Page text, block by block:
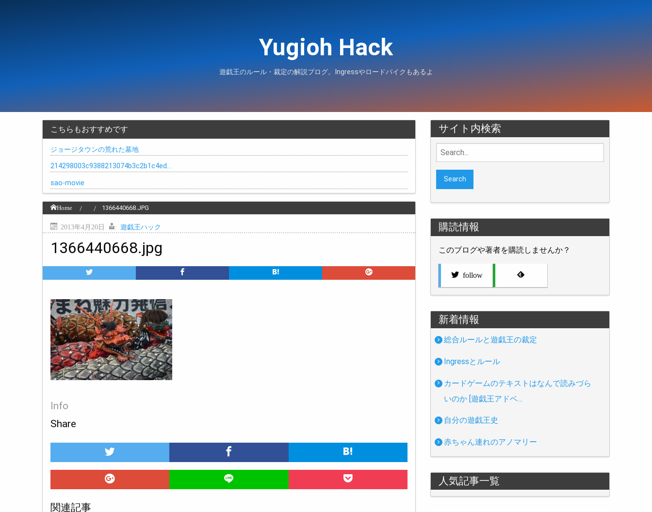
Yugioh Hack
遊戯王のルール・裁定の解説ブログ。Ingressやロードバイクもあるよ
こちらもおすすめです
ジョージタウンの荒れた墓地
214298003c9388213074b3c2b1c4ed…
sao-movie
Home 1366440668.JPG
2013年4月20日 : 遊戯王ハック
1366440668.jpg
Info
Share
関連記事
サイト内検索
Search
for:
購読情報
このブログや著者を購読しませんか？
follow
新着情報
総合ルールと遊戯王の裁定
Ingressとルール
カードゲームのテキストはなんで読みづら
いのか [遊戯王アドベ…
自分の遊戯王史
赤ちゃん連れのアノマリー
人気記事一覧